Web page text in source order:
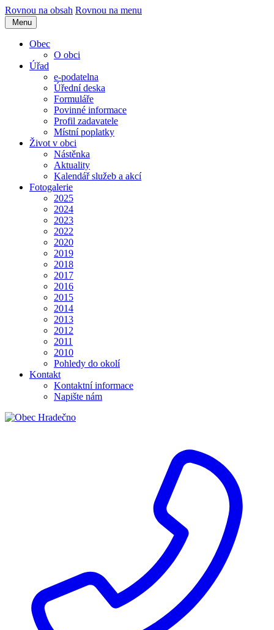
Rovnou na obsah Rovnou na menu
Menu
Obec
O obci
Úřad
e-podatelna
Úřední deska
Formuláře
Povinné informace
Profil zadavatele
Místní poplatky
Život v obci
Nástěnka
Aktuality
Kalendář služeb a akcí
Fotogalerie
2025
2024
2023
2022
2020
2019
2018
2017
2016
2015
2014
2013
2012
2011
2010
Pohledy do okolí
Kontakt
Kontaktní informace
Napište nám